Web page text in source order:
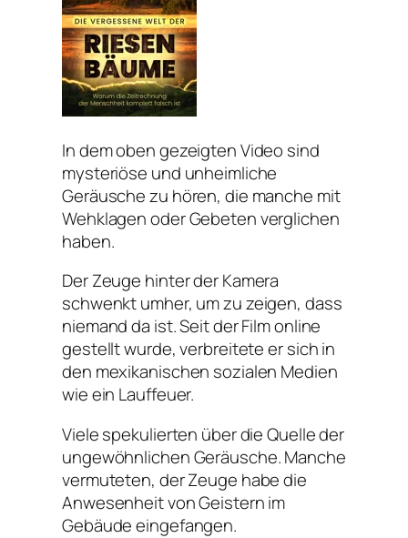
In dem oben gezeigten Video sind
mysteriöse und unheimliche
Geräusche zu hören, die manche mit
Wehklagen oder Gebeten verglichen
haben.
Der Zeuge hinter der Kamera
schwenkt umher, um zu zeigen, dass
niemand da ist. Seit der Film online
gestellt wurde, verbreitete er sich in
den mexikanischen sozialen Medien
wie ein Lauffeuer.
Viele spekulierten über die Quelle der
ungewöhnlichen Geräusche. Manche
vermuteten, der Zeuge habe die
Anwesenheit von Geistern im
Gebäude eingefangen.